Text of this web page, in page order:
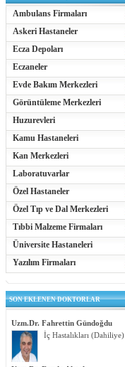
Ambulans Firmaları
Askeri Hastaneler
Ecza Depoları
Eczaneler
Evde Bakım Merkezleri
Görüntüleme Merkezleri
Huzurevleri
Kamu Hastaneleri
Kan Merkezleri
Laboratuvarlar
Özel Hastaneler
Özel Tıp ve Dal Merkezleri
Tıbbi Malzeme Firmaları
Üniversite Hastaneleri
Yazılım Firmaları
SON EKLENEN DOKTORLAR
Uzm.Dr. Fahrettin Gündoğdu
İç Hastalıkları (Dahiliye)